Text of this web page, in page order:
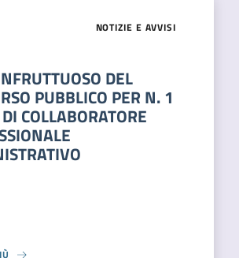
NOTIZIE E AVVISI
DEL
PUBBLICO PER N. 1
COLLABORATORE